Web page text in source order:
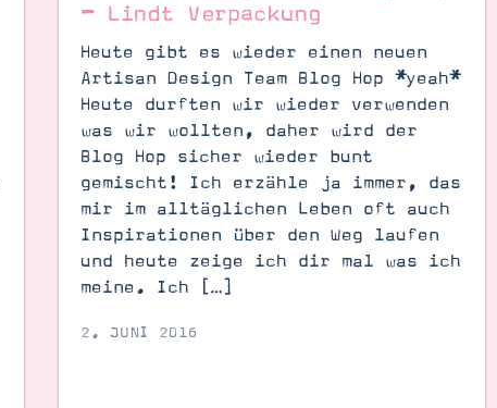
– Lindt Verpackung
Heute gibt es wieder einen neuen
Artisan Design Team Blog Hop *yeah*
Heute durften wir wieder verwenden
was wir wollten, daher wird der
Blog Hop sicher wieder bunt
gemischt! Ich erzähle ja immer, das
mir im alltäglichen Leben oft auch
Inspirationen über den Weg laufen
und heute zeige ich dir mal was ich
meine. Ich […]
2. JUNI 2016